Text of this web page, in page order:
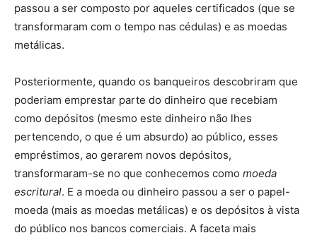
passou a ser composto por aqueles certificados (que se
transformaram com o tempo nas cédulas) e as moedas
metálicas.
Posteriormente, quando os banqueiros descobriram que
poderiam emprestar parte do dinheiro que recebiam
como depósitos (mesmo este dinheiro não lhes
pertencendo, o que é um absurdo) ao público, esses
empréstimos, ao gerarem novos depósitos,
transformaram-se no que conhecemos como moeda
escritural. E a moeda ou dinheiro passou a ser o papel-
moeda (mais as moedas metálicas) e os depósitos à vista
do público nos bancos comerciais. A faceta mais